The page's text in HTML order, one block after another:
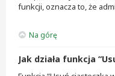
funkcji, oznacza to, że
Na górę
Jak działa funkcja